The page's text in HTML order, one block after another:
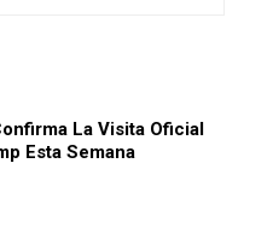
La Visita Oficial
Esta Semana